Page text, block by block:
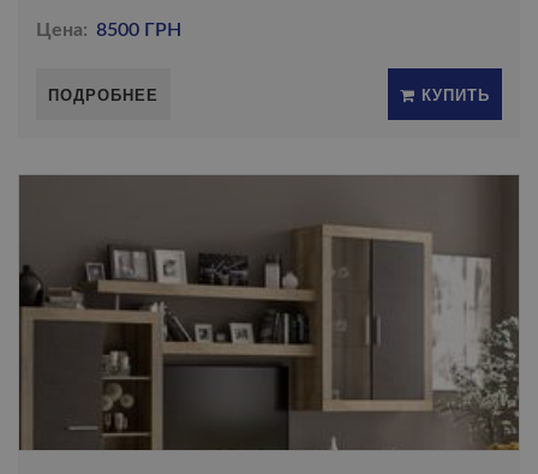
Цена: 8500 ГРН
ПОДРОБНЕЕ КУПИТЬ